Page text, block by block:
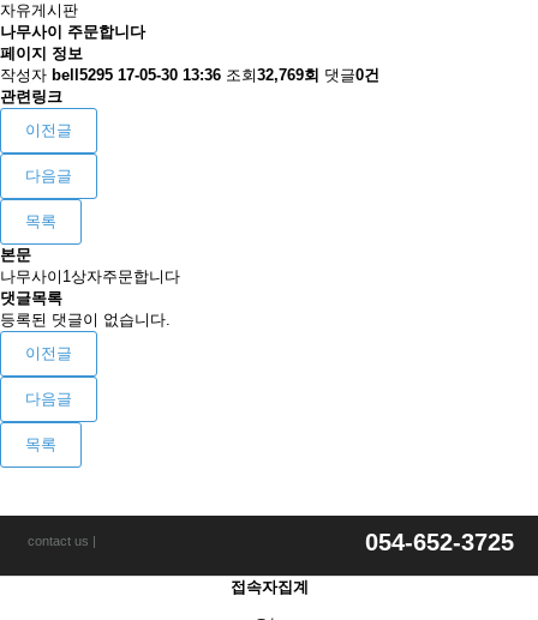
자유게시판
나무사이 주문합니다
페이지 정보
작성자 bell5295 17-05-30 13:36 조회32,769회 댓글0건
관련링크
이전글
다음글
목록
본문
나무사이1상자주문합니다
댓글목록
등록된 댓글이 없습니다.
이전글
다음글
목록
contact us | 054-652-3725
접속자집계